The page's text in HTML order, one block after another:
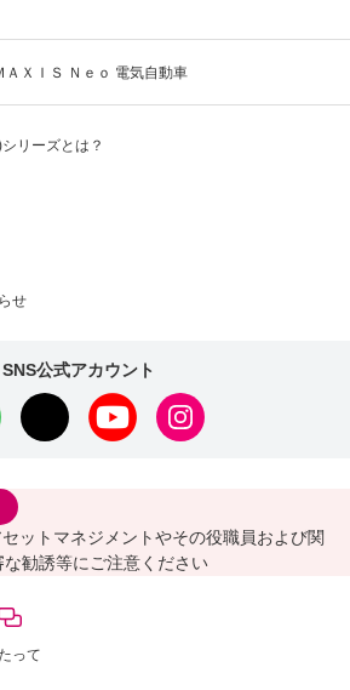
ＡＸＩＳ Ｎｅｏ 電気自動車
リーズとは？
せ
SNS公式アカウント
セットマネジメントやその役職員および関
勧誘等にご注意ください
って